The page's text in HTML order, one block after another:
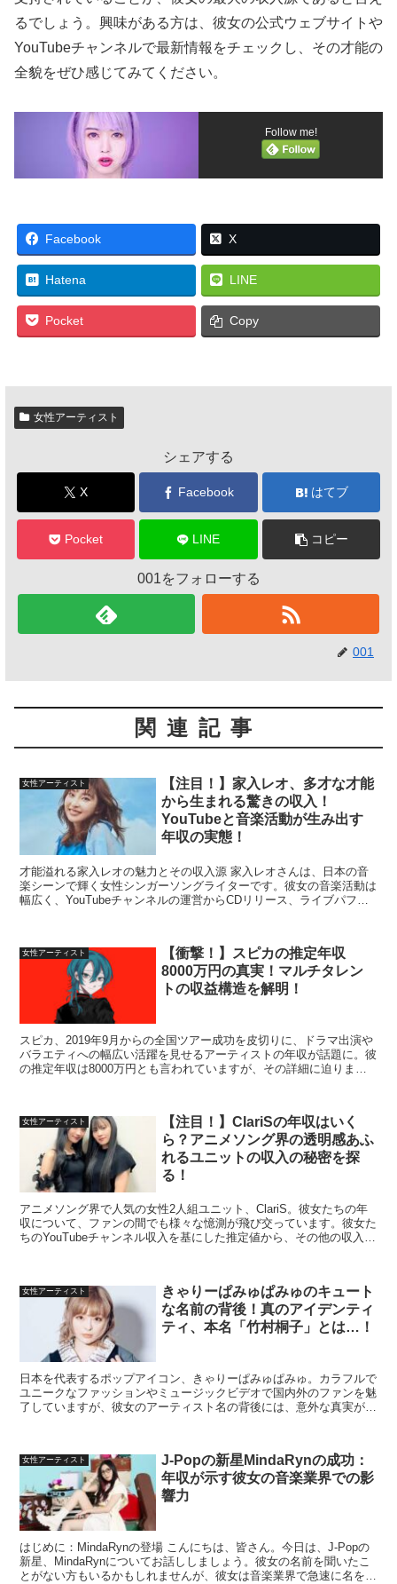
るでしょう。興味がある方は、彼女の公式ウェブサイトや
YouTubeチャンネルで最新情報をチェックし、その才能の
全貌をぜひ感じてみてください。
Follow me!
Facebook X
Hatena LINE
Pocket Copy
女性アーティスト
シェアする
X Facebook はてブ
Pocket LINE コピー
001をフォローする
001
関連記事
女性アーティスト
【注目！】家入レオ、多才な才能
から生まれる驚きの収入！
YouTubeと音楽活動が生み出す
年収の実態！
才能溢れる家入レオの魅力とその収入源 家入レオさんは、日本の音
楽シーンで輝く女性シンガーソングライターです。彼女の音楽活動は
幅広く、YouTubeチャンネルの運営からCDリリース、ライブパフォ
女性アーティスト
【衝撃！】スピカの推定年収
8000万円の真実！マルチタレン
トの収益構造を解明！
スピカ、2019年9月からの全国ツアー成功を皮切りに、ドラマ出演や
バラエティへの幅広い活躍を見せるアーティストの年収が話題に。彼
の推定年収は8000万円とも言われていますが、その詳細に迫りま
女性アーティスト
【注目！】ClariSの年収はいく
ら？アニメソング界の透明感あふ
れるユニットの収入の秘密を探
る！
アニメソング界で人気の女性2人組ユニット、ClariS。彼女たちの年
収について、ファンの間でも様々な憶測が飛び交っています。彼女た
ちのYouTubeチャンネル収入を基にした推定値から、その他の収入源
女性アーティスト
きゃりーぱみゅぱみゅのキュート
な名前の背後！真のアイデンティ
ティ、本名「竹村桐子」とは…！
日本を代表するポップアイコン、きゃりーぱみゅぱみゅ。カラフルで
ユニークなファッションやミュージックビデオで国内外のファンを魅
了していますが、彼女のアーティスト名の背後には、意外な真実が隠
女性アーティスト
J-Popの新星MindaRynの成功：
年収が示す彼女の音楽業界での影
響力
はじめに：MindaRynの登場 こんにちは、皆さん。今日は、J-Popの
新星、MindaRynについてお話ししましょう。彼女の名前を聞いたこ
とがない方もいるかもしれませんが、彼女は音楽業界で急速に名を上